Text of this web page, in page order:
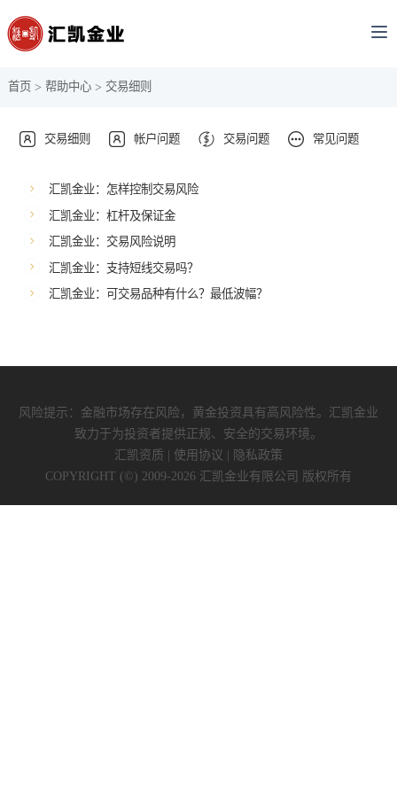
首页 > 帮助中心> 交易细则
交易细则 帐户问题 交易问题 常见问题
汇凯金业：怎样控制交易风险
汇凯金业：杠杆及保证金
汇凯金业：交易风险说明
汇凯金业：支持短线交易吗？
汇凯金业：可交易品种有什么？最低波幅？
风险提示：金融市场存在风险，黄金投资具有高风险性。汇凯金业
致力于为投资者提供正规、安全的交易环境。
汇凯资质
使用协议
隐私政策
COPYRIGHT (©) 2009-2026 汇凯金业有限公司 版权所有